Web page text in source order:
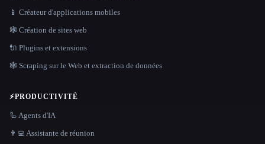
📱 Créateur d'applications mobiles
🕸 Création de sites web
🔌 Plugins et extensions
🕸️ Scraping sur le Web et extraction de données
⚡PRODUCTIVITÉ
🦾 Agents d'IA
👨‍💻 Assistante de réunion